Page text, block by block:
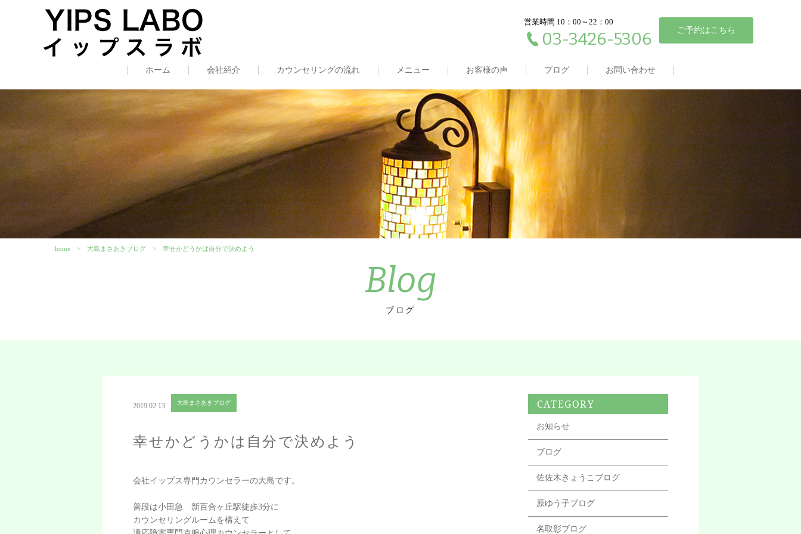
営業時間 10：00～22：00
03-3426-5306 ご予約はこちら
ホーム 会社紹介 カウンセリングの流れ メニュー お客様の声 ブログ お問い合わせ
home 大島まさあきブログ 幸せかどうかは自分で決めよう
Blog
ブログ
2019.02.13 大島まさあきブログ
幸せかどうかは自分で決めよう
会社イップス専門カウンセラーの大島です。
普段は小田急 新百合ヶ丘駅徒歩3分に
カウンセリングルームを構えて
CATEGORY
お知らせ
ブログ
佐佐木きょうこブログ
原ゆう子ブログ
名取彰ブログ